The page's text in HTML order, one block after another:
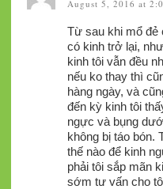
August 5, 2016 at
Từ sau khi mổ đẻ
có kinh trở lại,
kinh tôi vẫn đều
nếu ko thay thì
hàng ngày, và
đến kỳ kinh tôi
ngực và bụng
không bị táo bón.
thế nào để kinh
phải tôi sắp mãn
sớm tư vấn cho